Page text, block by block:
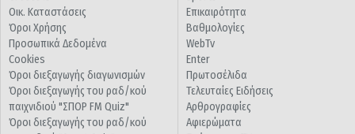
Οικ. Καταστάσεις
Όροι Χρήσης
Προσωπικά Δεδομένα
Cookies
Όροι διεξαγωγής διαγωνισμών
Όροι διεξαγωγής του ραδ/κού
παιχνιδιού "ΣΠΟΡ FM Quiz"
Όροι διεξαγωγής του ραδ/κού
Επικαιρότητα
Βαθμολογίες
WebTv
Enter
Πρωτοσέλιδα
Τελευταίες Ειδήσεις
Αρθρογραφίες
Αφιερώματα